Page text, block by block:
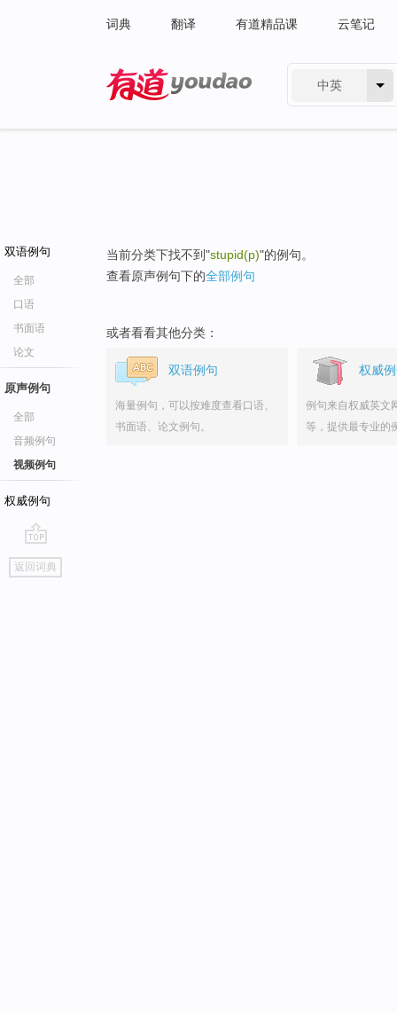
词典 翻译 有道精品课 云笔记
中英
双语例句
全部
口语
书面语
论文
原声例句
全部
音频例句
视频例句
权威例句
go
top
返回词典
当前分类下找不到"stupid(p)"的例句。
查看原声例句下的全部例句
或者看看其他分类：
双语例句
海量例句，可以按难度查看口语、
书面语、论文例句。
权威
例句来自权威英文
等，提供最专业的